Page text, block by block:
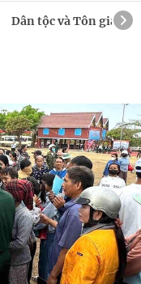
Dân tộc và Tôn giáo